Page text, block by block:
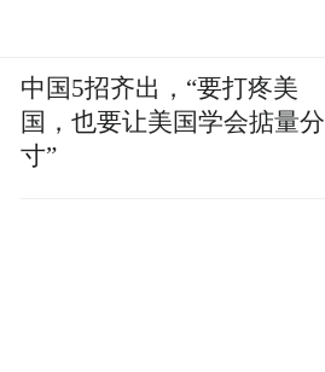
中国5招齐出，“要打疼美
国，也要让美国学会掂量分
寸”